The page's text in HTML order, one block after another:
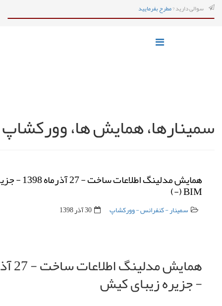
سوالی دارید ?مطرح بفرمایید
سمینارها، همایش ها،
همایش مدلینگ
BIM (-)
سمینار - کنفرانس - وورکشاپ 30 آذر 1398
- جزیره زیبای کیش